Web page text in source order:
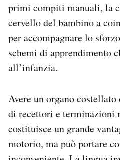
primi compiti manuali, la
cervello del bambino a
per accompagnare lo
schemi di apprendimento
all’infanzia.
Avere un organo
di recettori e terminazioni
costituisce un grande
motorio, ma può portare